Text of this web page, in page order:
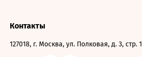
Контакты
127018, г. Москва, ул. Полковая, д. 3, стр. 1